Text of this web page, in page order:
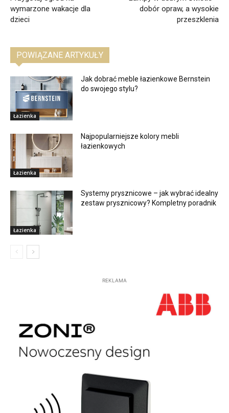
wymarzone wakacje dla
dzieci
dobór opraw, a wysokie
przeszklenia
POWIĄZANE ARTYKUŁY
Łazienka
Jak dobrać meble łazienkowe Bernstein
do swojego stylu?
Łazienka
Najpopularniejsze kolory mebli
łazienkowych
Łazienka
Systemy prysznicowe – jak wybrać idealny
zestaw prysznicowy? Kompletny poradnik
REKLAMA